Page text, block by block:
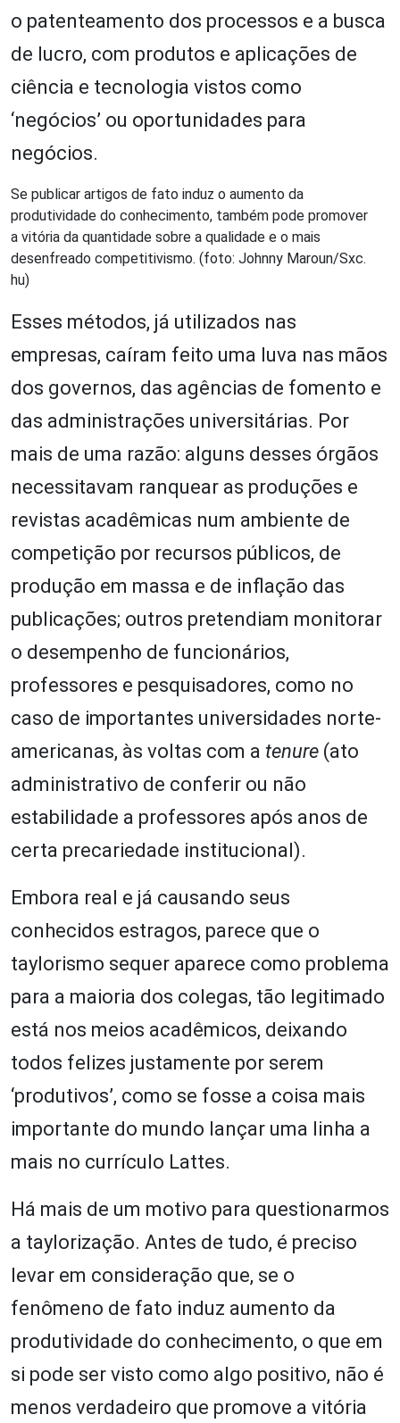
o patenteamento dos processos e a busca
de lucro, com produtos e aplicações de
ciência e tecnologia vistos como
‘negócios’ ou oportunidades para
negócios.
Se publicar artigos de fato induz o aumento da
produtividade do conhecimento, também pode promover
a vitória da quantidade sobre a qualidade e o mais
desenfreado competitivismo. (foto: Johnny Maroun/Sxc.
hu)
Esses métodos, já utilizados nas
empresas, caíram feito uma luva nas mãos
dos governos, das agências de fomento e
das administrações universitárias. Por
mais de uma razão: alguns desses órgãos
necessitavam ranquear as produções e
revistas acadêmicas num ambiente de
competição por recursos públicos, de
produção em massa e de inflação das
publicações; outros pretendiam monitorar
o desempenho de funcionários,
professores e pesquisadores, como no
caso de importantes universidades norte-
americanas, às voltas com a tenure (ato
administrativo de conferir ou não
estabilidade a professores após anos de
certa precariedade institucional).
Embora real e já causando seus
conhecidos estragos, parece que o
taylorismo sequer aparece como problema
para a maioria dos colegas, tão legitimado
está nos meios acadêmicos, deixando
todos felizes justamente por serem
‘produtivos’, como se fosse a coisa mais
importante do mundo lançar uma linha a
mais no currículo Lattes.
Há mais de um motivo para questionarmos
a taylorização. Antes de tudo, é preciso
levar em consideração que, se o
fenômeno de fato induz aumento da
produtividade do conhecimento, o que em
si pode ser visto como algo positivo, não é
menos verdadeiro que promove a vitória